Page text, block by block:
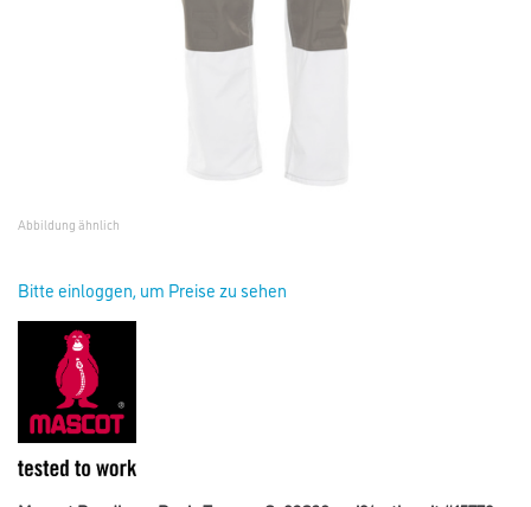
Abbildung ähnlich
Bitte einloggen, um Preise zu sehen